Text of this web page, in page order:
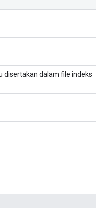
disertakan dalam file indeks